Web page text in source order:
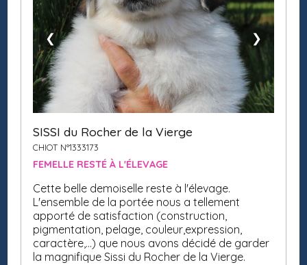
❮ ❯
SISSI du Rocher de la Vierge
CHIOT N°1333173
FEMELLE RESTÉ À L'ÉLEVAGE
Cette belle demoiselle reste à l'élevage.
L'ensemble de la portée nous a tellement
apporté de satisfaction (construction,
pigmentation, pelage, couleur,expression,
caractère,...) que nous avons décidé de garder
la magnifique Sissi du Rocher de la Vierge.